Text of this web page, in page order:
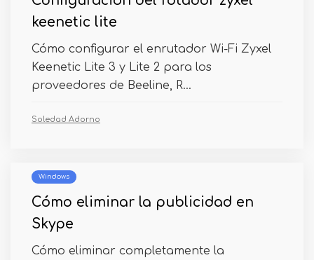
keenetic lite
Cómo configurar el enrutador Wi-Fi Zyxel
Keenetic Lite 3 y Lite 2 para los
proveedores de Beeline, R...
Soledad Adorno
Windows
Cómo eliminar la publicidad en
Skype
Cómo eliminar completamente la